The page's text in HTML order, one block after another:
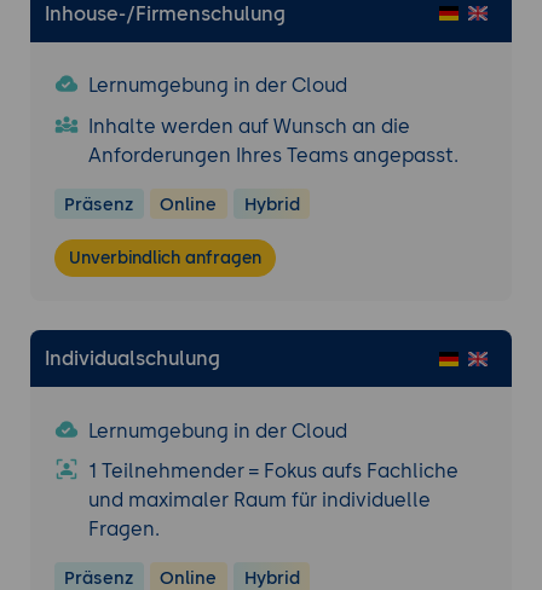
Inhouse-/Firmenschulung
Lernumgebung in der Cloud
Inhalte werden auf Wunsch an die
Anforderungen Ihres Teams angepasst.
Präsenz Online Hybrid
Unverbindlich anfragen
Individualschulung
Lernumgebung in der Cloud
1 Teilnehmender = Fokus aufs Fachliche
und maximaler Raum für individuelle
Fragen.
Präsenz Online Hybrid